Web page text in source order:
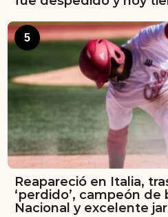
5
Reapareció en Italia,
‘perdido’, campeón de
Nacional y excelente